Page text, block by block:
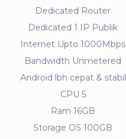
Dedicated Router
Dedicated 1 IP Publik
Internet Upto 1000Mbps
Bandwidth Unmetered
Android lbh cepat & stabil
CPU 5
Ram 16GB
Storage OS 100GB